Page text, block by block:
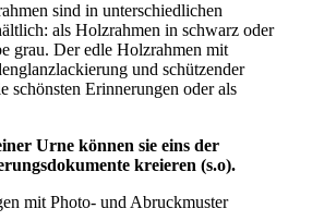
sind in unterschiedlichen
als Holzrahmen in schwarz oder
grau. Der edle Holzrahmen mit
und schützender
schönsten Erinnerungen oder als
Urne können sie eins der
kreieren (s.o).
mit Photo- und Abruckmuster